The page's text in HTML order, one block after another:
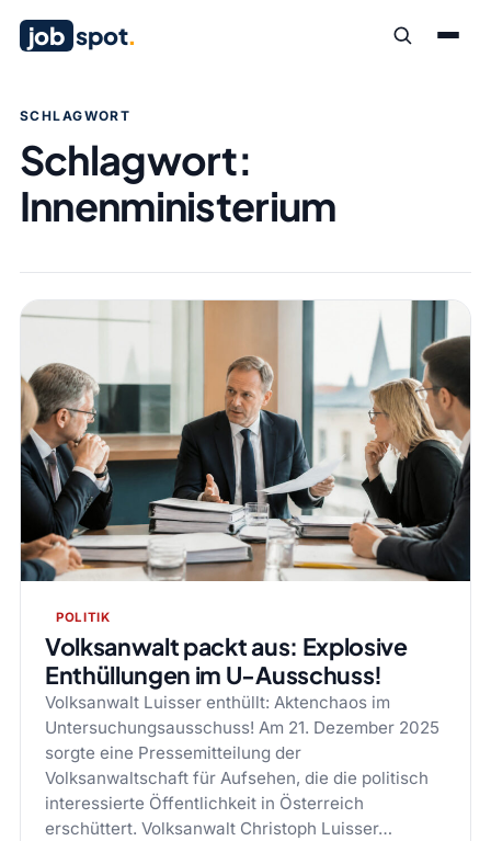
job spot.
SCHLAGWORT
Schlagwort:
Innenministerium
POLITIK
Volksanwalt packt aus: Explosive
Enthüllungen im U-Ausschuss!
Volksanwalt Luisser enthüllt: Aktenchaos im
Untersuchungsausschuss! Am 21. Dezember 2025
sorgte eine Pressemitteilung der
Volksanwaltschaft für Aufsehen, die die politisch
interessierte Öffentlichkeit in Österreich
erschüttert. Volksanwalt Christoph Luisser…